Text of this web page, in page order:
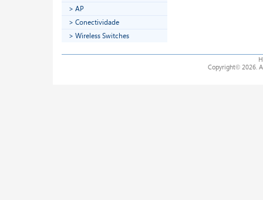
> AP
> Conectividade
> Wireless Switches
Copyright©2026.